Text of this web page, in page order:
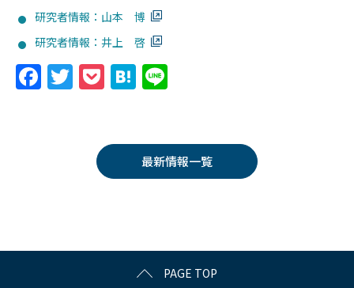
研究者情報：山本 博
研究者情報：井上 啓
F
k
T
er
P
k
et
H
n
a
最新情報一覧
PAGE TOP